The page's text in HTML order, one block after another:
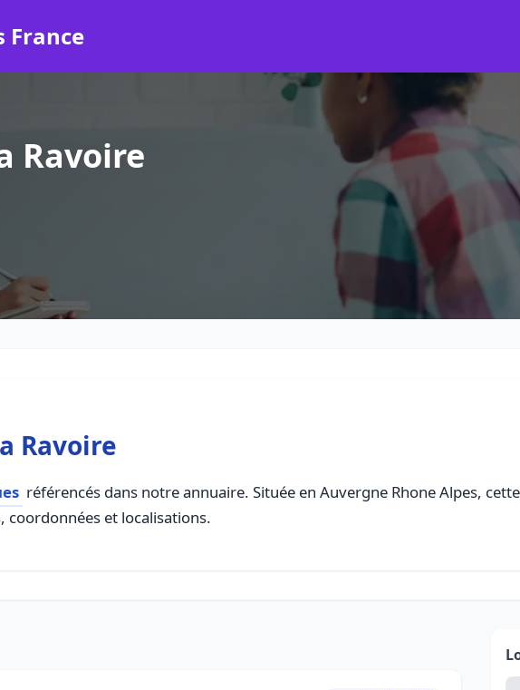
France
Ravoire
Ravoire
référencés dans notre annuaire. Située en Auvergne Rhone Alpes,
coordonnées et localisations.